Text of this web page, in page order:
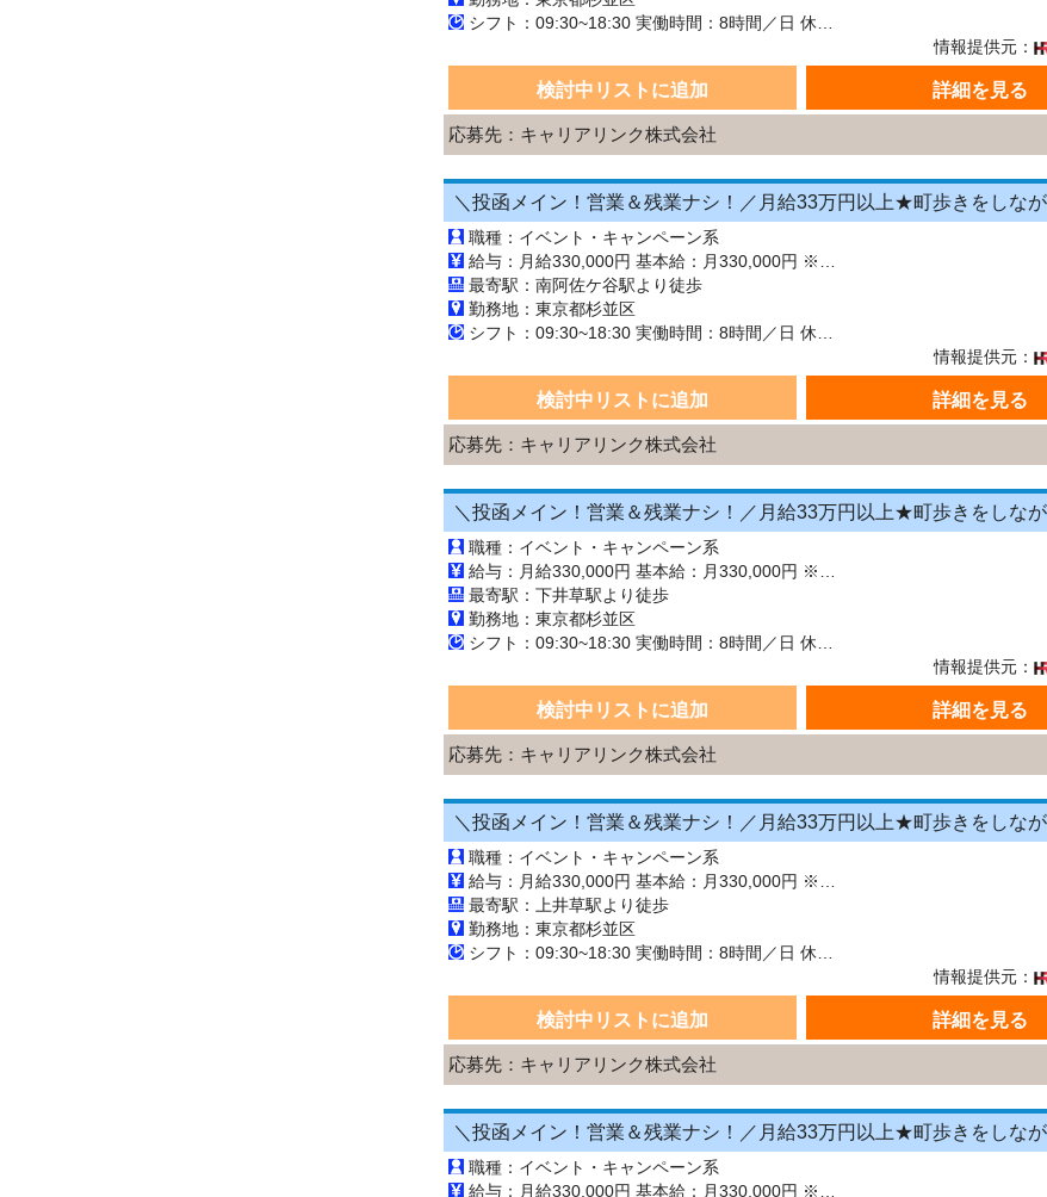
情報提供元：
検討中リストに追加 詳細を見る
応募先：キャリアリンク株式会社
職種：イベント・キャンペーン系
最寄駅：南阿佐ケ谷駅より徒歩
勤務地：東京都杉並区
情報提供元：
検討中リストに追加 詳細を見る
応募先：キャリアリンク株式会社
職種：イベント・キャンペーン系
最寄駅：下井草駅より徒歩
勤務地：東京都杉並区
情報提供元：
検討中リストに追加 詳細を見る
応募先：キャリアリンク株式会社
職種：イベント・キャンペーン系
最寄駅：上井草駅より徒歩
勤務地：東京都杉並区
情報提供元：
検討中リストに追加 詳細を見る
応募先：キャリアリンク株式会社
職種：イベント・キャンペーン系